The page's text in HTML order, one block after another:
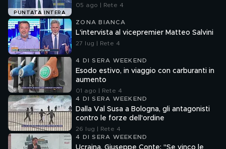
PUNTATA INTERA
05 ago | Rete 4
ZONA BIANCA
L'intervista al vicepremier Matteo Salvini
27 lug | Rete 4
4 DI SERA WEEKEND
Esodo estivo, in viaggio con carburanti in
aumento
01 ago | Rete 4
4 DI SERA WEEKEND
Dalla Val Susa a Bologna, gli antagonisti
contro le forze dell'ordine
26 lug | Rete 4
4 DI SERA WEEKEND
Ucraina, Giuseppe Conte: "Se vinco le